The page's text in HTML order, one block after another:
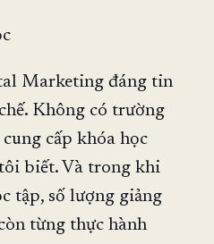
Marketing đáng tin
Không có trường
cấp khóa học
biết. Và trong khi
tập, số lượng giảng
từng thực hành